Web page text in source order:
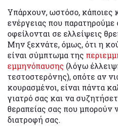
Υπάρχουν, ωστόσο, κάποιες
ενέργειας που
οφείλονται σε ελλείψεις
Μην ξεχνάτε, όμως, ότι η
είναι σύμπτωμα της
εμμηνόπαυσης (λόγω
τεστοστερόνης), οπότε αν
κουρασμένοι, είναι πάντα
γιατρό σας και να
θεραπείας σας που μπορούν
διατροφή σας.